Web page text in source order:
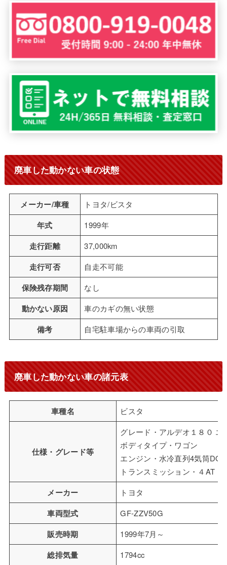
廃車した動かない車の状態
メーカー/車種 トヨタ/ビスタ
年式 1999年
走行距離 37,000km
走行可否 自走不可能
保険残存期間 なし
動かない原因 車のカギの無い状態
備考 自宅駐車場からの車両の引取
廃車した動かない車の諸元表
車種名 ビスタ
仕様・グレード等
グレード・アルデオ１８０
ボディタイプ・ワゴン
エンジン・水冷直列4気筒
トランスミッション・４AT
メーカー トヨタ
車両型式 GF-ZZV50G
販売時期 1999年7月～
総排気量 1794cc